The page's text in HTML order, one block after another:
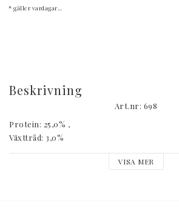
* gäller vardagar...
Beskrivning
Art.nr: 698
Protein: 25,0% ,
Växttråd: 3,0%
Råfett: 8,0% ,
VISA MER